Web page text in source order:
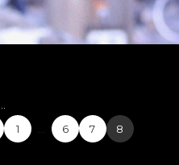
1 6 7 8